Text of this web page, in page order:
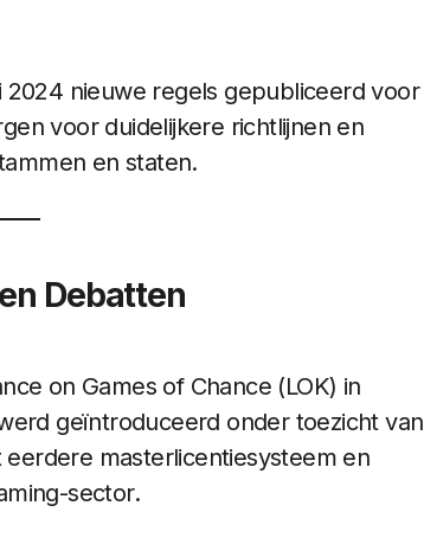
2024 nieuwe regels gepubliceerd voor
voor duidelijkere richtlijnen en
en staten.
Debatten
on Games of Chance (LOK) in
geïntroduceerd onder toezicht van
masterlicentiesysteem en
sector.